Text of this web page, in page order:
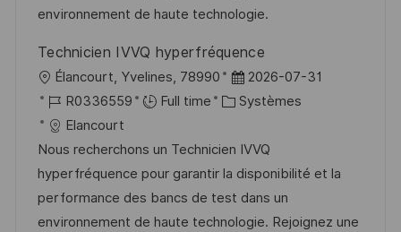
t
o
n
f
c
h
a
e
c
d
u
p
o
s
t
e
i
environnement de haute technologie.
Technicien IVVQ hyperfréquence
o
c
a
l
i
s
Élancourt, Yvelines, 78990
D
a
e
d
’
a
2026-07-31
R
é
f
é
r
e
R0336559 Full time
C
t
é
g
o
Systèmes
Elancourt
Nous recherchons un Technicien IVVQ
hyperfréquence pour garantir la disponibilité et la
performance des bancs de test dans un
environnement de haute technologie. Rejoignez une